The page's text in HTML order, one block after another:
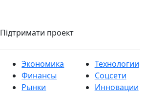
Підтримати проект
Экономика
Финансы
Рынки
Технологии
Соцсети
Инновации